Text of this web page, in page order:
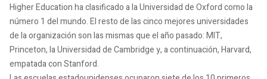
Higher Education ha clasificado a la Universidad de Oxford como la
número 1 del mundo. El resto de las cinco mejores universidades
de la organización son las mismas que el año pasado: MIT,
Princeton, la Universidad de Cambridge y, a continuación, Harvard,
empatada con Stanford.